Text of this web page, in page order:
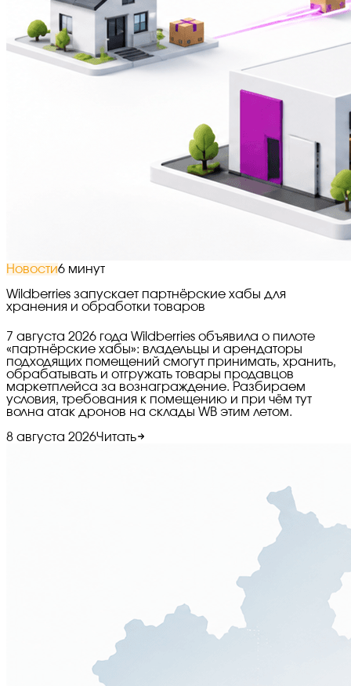
Новости6 минут
Wildberries запускает партнёрские хабы для
хранения и обработки товаров
7 августа 2026 года Wildberries объявила о пилоте
«партнёрские хабы»: владельцы и арендаторы
подходящих помещений смогут принимать, хранить,
обрабатывать и отгружать товары продавцов
маркетплейса за вознаграждение. Разбираем
условия, требования к помещению и при чём тут
волна атак дронов на склады WB этим летом.
8 августа 2026Читать